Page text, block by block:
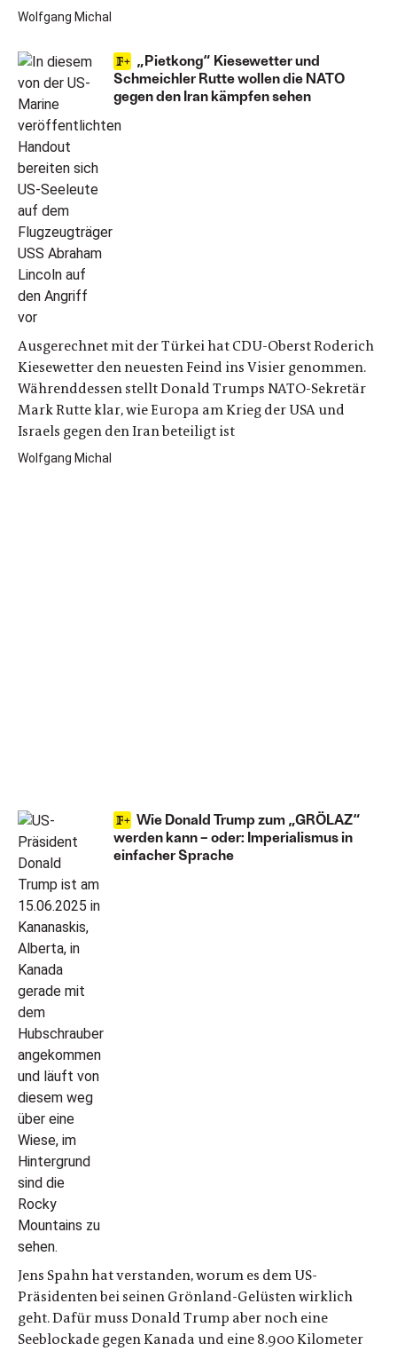
Wolfgang Michal
„Pietkong“ Kiesewetter und
Schmeichler Rutte wollen die NATO
gegen den Iran kämpfen sehen
Ausgerechnet mit der Türkei hat CDU-Oberst Roderich
Kiesewetter den neuesten Feind ins Visier genommen.
Währenddessen stellt Donald Trumps NATO-Sekretär
Mark Rutte klar, wie Europa am Krieg der USA und
Israels gegen den Iran beteiligt ist
Wolfgang Michal
Wie Donald Trump zum „GRÖLAZ“
werden kann – oder: Imperialismus in
einfacher Sprache
Jens Spahn hat verstanden, worum es dem US-
Präsidenten bei seinen Grönland-Gelüsten wirklich
geht. Dafür muss Donald Trump aber noch eine
Seeblockade gegen Kanada und eine 8.900 Kilometer